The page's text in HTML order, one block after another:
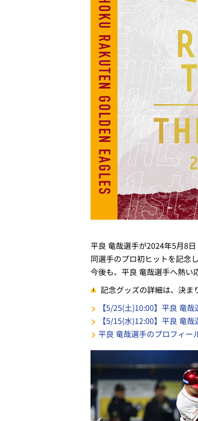
平良 竜哉選手が2024年5月8
同選手のプロ初ヒットを記念
今後も、平良 竜哉選手へ熱い
記念グッズの詳細は、決ま
【5/25(土)10:00】平良 竜
【5/15(水)12:00】平良 竜
平良 竜哉選手のプロフィー